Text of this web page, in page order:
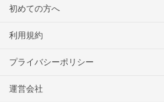
初めての方へ
利用規約
プライバシーポリシー
運営会社